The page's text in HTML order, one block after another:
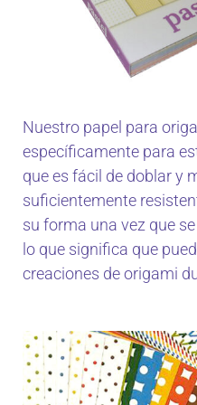
Nuestro papel para
específicamente para
que es fácil de doblar y
suficientemente
su forma una vez que
lo que significa que
creaciones de origami